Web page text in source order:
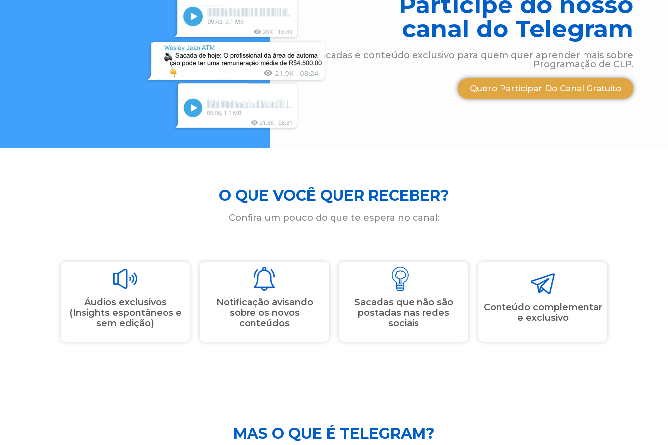
canal do Telegram
Sacadas e conteúdo exclusivo para quem quer aprender mais sobre
Programação de CLP.
Quero Participar Do Canal Gratuito
O QUE VOCÊ QUER RECEBER?
Confira um pouco do que te espera no canal:
Áudios exclusivos
(Insights espontâneos e
sem edição)
Notificação avisando
sobre os novos
conteúdos
Sacadas que não são
postadas nas redes
sociais
Conteúdo complementar
e exclusivo
MAS O QUE É TELEGRAM?